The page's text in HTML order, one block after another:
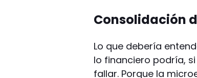
Consolidación
Lo que debería
lo financiero podría,
fallar. Porque la